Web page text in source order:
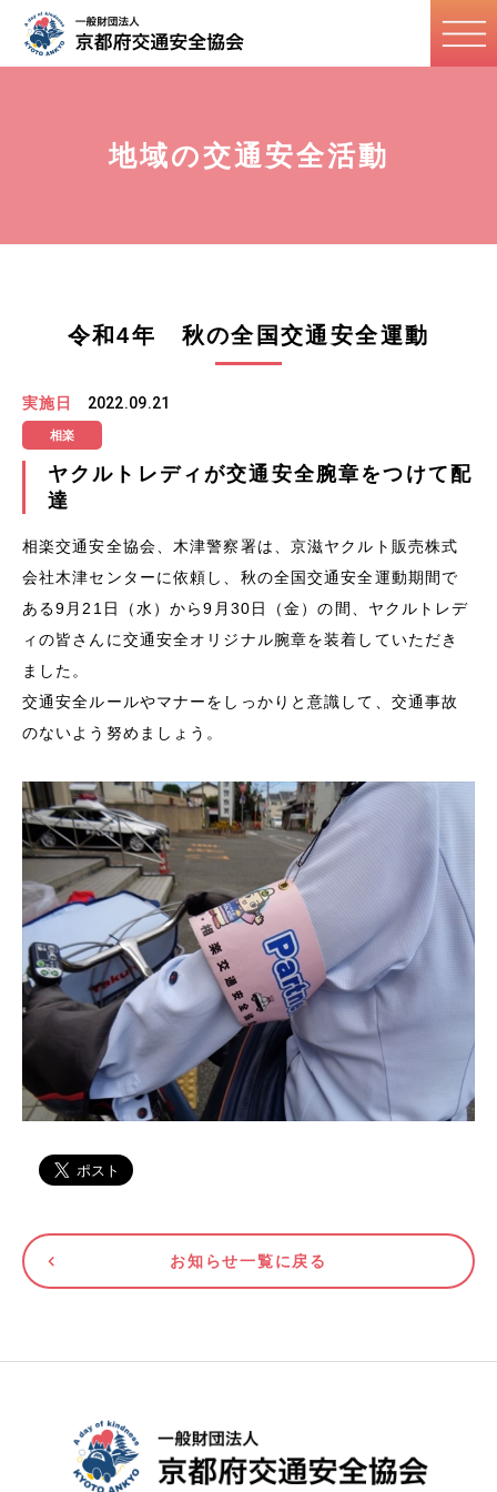
地域の交通安全活動
令和4年 秋の全国交通安全運動
実施日 2022.09.21
相楽
ヤクルトレディが交通安全腕章をつけて配
達
相楽交通安全協会、木津警察署は、京滋ヤクルト販売株式
会社木津センターに依頼し、秋の全国交通安全運動期間で
ある9月21日（水）から9月30日（金）の間、ヤクルトレデ
ィの皆さんに交通安全オリジナル腕章を装着していただき
ました。
交通安全ルールやマナーをしっかりと意識して、交通事故
のないよう努めましょう。
お知らせ一覧に戻る